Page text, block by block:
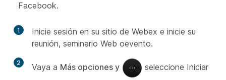
Facebook.
1
Inicie sesión en su sitio de Webex e inicie su
reunión, seminario Web oevento.
2 Vaya a Más opciones y
seleccione Iniciar